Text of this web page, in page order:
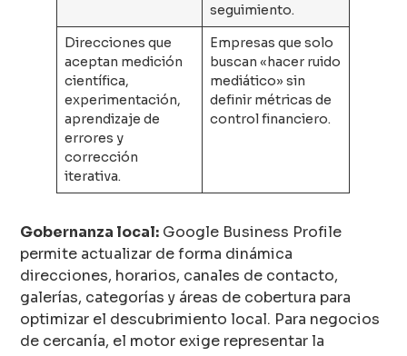
seguimiento.
Direcciones que
aceptan medición
científica,
experimentación,
aprendizaje de
errores y
corrección
iterativa.
Empresas que solo
buscan «hacer ruido
mediático» sin
definir métricas de
control financiero.
Gobernanza local: Google Business Profile
permite actualizar de forma dinámica
direcciones, horarios, canales de contacto,
galerías, categorías y áreas de cobertura para
optimizar el descubrimiento local. Para negocios
de cercanía, el motor exige representar la